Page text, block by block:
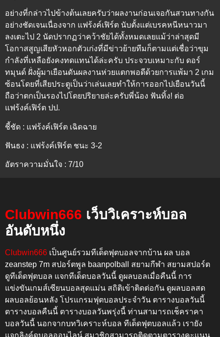
อย่างที่กล่าวไปข้างต้นเลยครับว่าผลงานก่อนเจอกันสวนทางกัน
อย่างชัดเจนเนื่องจาก แฟร้งค์เฟิร์ต นับตั้งแต่เบรคหนีหนาวมา
ลงเตะไป 2 นัดปรากฏว่าคว้าชัยได้ทั้งหมดเลยแม้ว่าล่าสุดมี
โอกาสสูญเสียหัวหอกตัวเก่งที่มีข่าวย้ายทีมก็ตามแต่เชื่อว่าขุม
กำลังที่เหลือยังคงทดแทนได้ล่ะครับ ประจวบเหมาะกับ ดอร์
ทมุนด์ ฝั่งผู้มาเยือนดันผลงานห่วยแตกพอดีด้วยการแพ้มา 2 เกม
ซ้อนโดยที่เสียประตูเป็นว่าเล่นเลยทำให้การออกไปเยือนวันนี้
ถือว่าตกเป็นรองไปโดยปริยายล่ะครับพี่น้อง ฟันทิ้ง! ต่อ
แฟร้งค์เฟิร์ต ปป.
ชี้ชัด : แฟร้งค์เฟิร์ต เฉิดฉาย
ฟันธง : แฟร้งค์เฟิร์ต ชนะ 3-2
อัตราความมั่นใจ : 7/10
Clubwin666 เว็บวิเคราะห์บอล
อันดับหนึ่ง
Clubwin666 เป็นศูนย์รวมทีเด็ดฟุตบอลจากบ้าน ผล บอล
zeanstep 7m สปอร์ตพูล baanpolball สยามกีฬา สยามสปอร์ต
ดูทีเด็ดฟุตบอล แจกทีเด็ดบอลวันนี้ ดูผลบอลเมื่อคืนนี้ การ
แข่งขันเกมส์เซียนบอลสุดแม่น สถิติเข้าติดต่อกัน ดูผลบอลสด
ผลบอลย้อนหลัง โปรแกรมฟุตบอลประจำวัน ตารางบอลวันนี้
ตารางบอลคืนนี้ ตารางบอลวันพรุ่งนี้ ท่านสามารถเช็คราคา
บอลวันนี้ นอกจากบทวิเคราะห์บอล ทีเด็ดฟุตบอลแล้ว เรายัง
แจกลิงค์ดูบอลออนไลน์ สมาชิกสามารถติดตามตารางคะแนน